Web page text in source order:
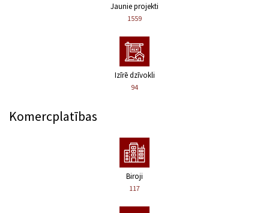
Jaunie projekti
1559
Izīrē dzīvokli
94
Komercplatības
Biroji
117